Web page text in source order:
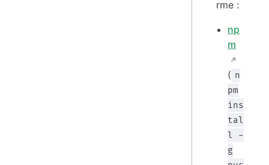
rme :
np
m
( n
pm
ins
tal
l -
g